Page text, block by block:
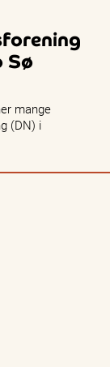
Sø
mange
(DN) i